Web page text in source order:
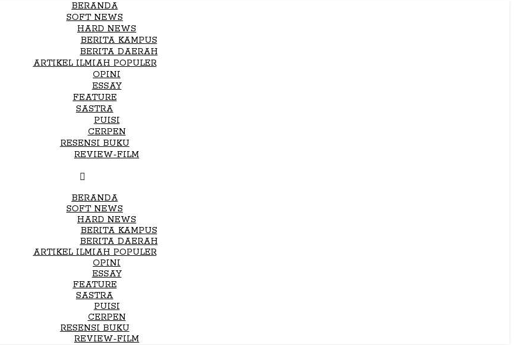
BERANDA
SOFT NEWS
HARD NEWS
BERITA KAMPUS
BERITA DAERAH
ARTIKEL ILMIAH POPULER
OPINI
ESSAY
FEATURE
SASTRA
PUISI
CERPEN
RESENSI BUKU
REVIEW-FILM
BERANDA
SOFT NEWS
HARD NEWS
BERITA KAMPUS
BERITA DAERAH
ARTIKEL ILMIAH POPULER
OPINI
ESSAY
FEATURE
SASTRA
PUISI
CERPEN
RESENSI BUKU
REVIEW-FILM